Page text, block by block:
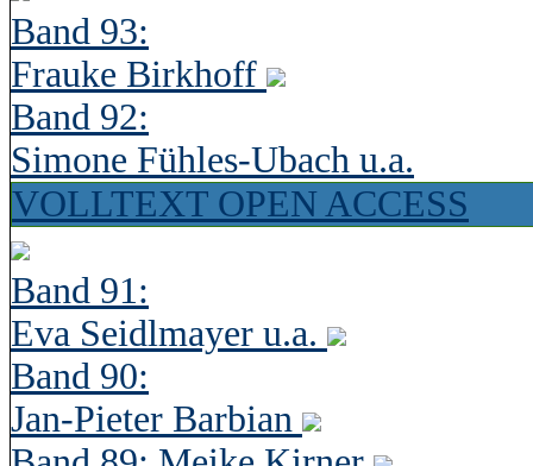
Band 93:
Frauke Birkhoff
Band 92:
Simone Fühles-Ubach u.a.
VOLLTEXT OPEN ACCESS
Band 91:
Eva Seidlmayer u.a.
Band 90:
Jan-Pieter Barbian